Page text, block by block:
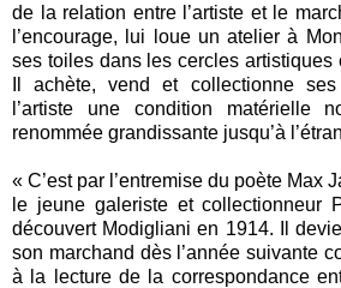
de la relation entre l’artiste et le
l’encourage, lui loue un atelier à
ses toiles dans les cercles artistiques
Il achète, vend et collectionne
l’artiste une condition matérielle
renommée grandissante jusqu’à
« C’est par l’entremise du poète Max
le jeune galeriste et collectionneur
découvert Modigliani en 1914. Il
son marchand dès l’année suivante
à la lecture de la correspondance